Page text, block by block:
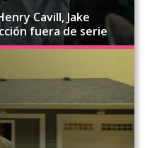
Cavill, Jake
fuera de serie